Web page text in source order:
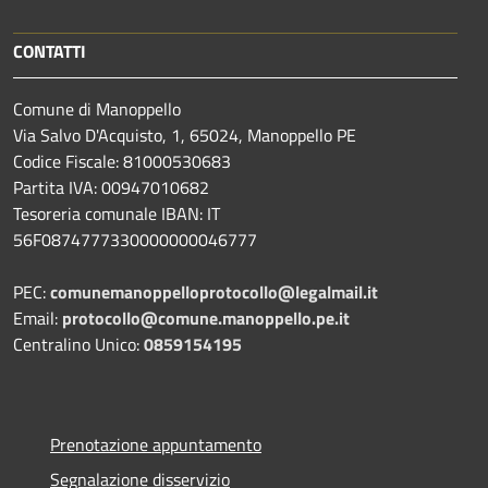
CONTATTI
Comune di Manoppello
Via Salvo D'Acquisto, 1, 65024, Manoppello PE
Codice Fiscale: 81000530683
Partita IVA: 00947010682
Tesoreria comunale IBAN: IT
56F0874777330000000046777
PEC:comunemanoppelloprotocollo@legalmail.it
Email: protocollo@comune.manoppello.pe.it
Centralino Unico:0859154195
Prenotazione appuntamento
Segnalazione disservizio